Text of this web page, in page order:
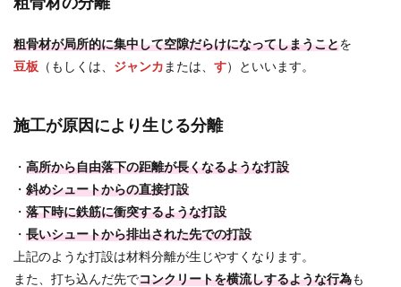
粗骨材が局所的に集中して空隙だらけになってしまうことを
豆板 （もしくは、 ジャンカ または、 す）といいます。
施工が原因により生じる分離
・ 高所から自由落下の距離が長くなるような打設
・ 斜めシュートからの直接打設
・ 落下時に鉄筋に衝突するような打設
・ 長いシュートから排出された先での打設
上記のような打設は材料分離が生じやすくなります。
また、打ち込んだ先でコンクリートを横流しするような行為も